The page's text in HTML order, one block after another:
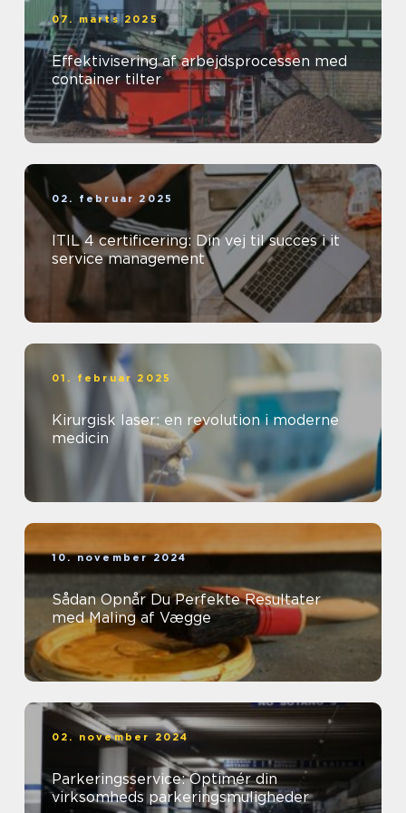
07. marts 2025
Effektivisering af arbejdsprocessen med
container tilter
02. februar 2025
ITIL 4 certificering: Din vej til succes i it
service management
01. februar 2025
Kirurgisk laser: en revolution i moderne
medicin
10. november 2024
Sådan Opnår Du Perfekte Resultater
med Maling af Vægge
02. november 2024
Parkeringsservice: Optimér din
virksomheds parkeringsmuligheder